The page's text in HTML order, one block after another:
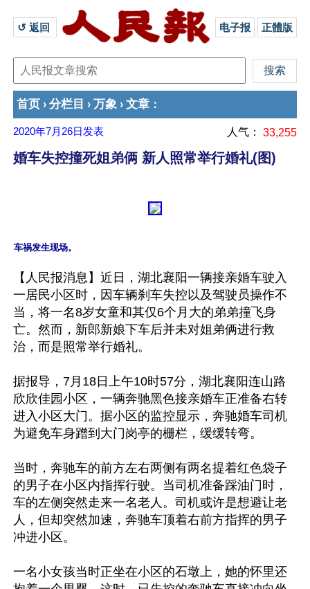
↺ 返回 电子报 正體版
首页 › 分栏目 › 万象 › 文章 ：
2020年7月26日 发表 人气： 33,255
婚车失控撞死姐弟俩 新人照常举行婚礼(图)
【人民报消息】近日，湖北襄阳一辆接亲婚车驶入
一居民小区时，因车辆刹车失控以及驾驶员操作不
当，将一名8岁女童和其仅6个月大的弟弟撞飞身
亡。然而，新郎新娘下车后并未对姐弟俩进行救
治，而是照常举行婚礼。
据报导，7月18日上午10时57分，湖北襄阳连山路
欣欣佳园小区，一辆奔驰黑色接亲婚车正准备右转
进入小区大门。据小区的监控显示，奔驰婚车司机
为避免车身蹭到大门岗亭的栅栏，缓缓转弯。
当时，奔驰车的前方左右两侧有两名提着红色袋子
的男子在小区内指挥行驶。当司机准备踩油门时，
车的左侧突然走来一名老人。司机或许是想避让老
人，但却突然加速，奔驰车顶着右前方指挥的男子
冲进小区。
一名小女孩当时正坐在小区的石墩上，她的怀里还